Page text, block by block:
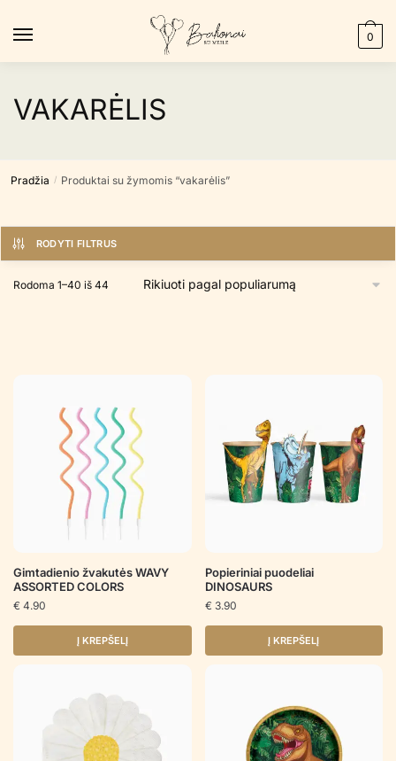
0
VAKARĖLIS
Pradžia / Produktai su žymomis “vakarėlis”
RODYTI FILTRUS
Rodoma 1–40 iš 44 Rūšiuojama
Gimtadienio žvakutės WAVY
ASSORTED COLORS
€ 4.90
Į KREPŠELĮ
Popieriniai puodeliai
DINOSAURS
€ 3.90
Į KREPŠELĮ